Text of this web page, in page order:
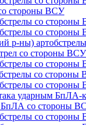
стороны ВСУ
со
со
р-ны)
со стороны ВСУ
со
со стороны
со
ударным
БпЛА со стороны
со